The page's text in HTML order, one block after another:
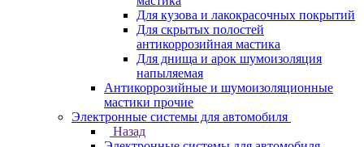
Для кузова и лакокрасочных покрытий
Для скрытых полостей
антикоррозийная мастика
Для днища и арок шумоизоляция
напыляемая
Антикоррозийные и шумоизоляционные
мастики прочие
Электронные системы для автомобиля
Назад